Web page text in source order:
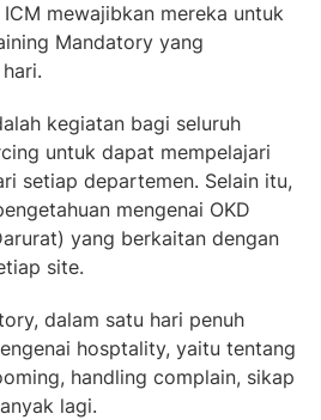
mewajibkan mereka untuk
Mandatory yang
kegiatan bagi seluruh
untuk dapat mempelajari
setiap departemen. Selain itu,
mengenai OKD
yang berkaitan dengan
site.
dalam satu hari penuh
hosptality, yaitu tentang
handling complain, sikap
lagi.